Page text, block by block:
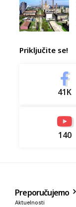
Priključite se!
41K
140
Preporučujemo
Aktuelnosti